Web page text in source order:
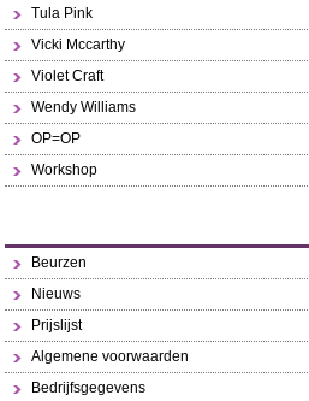
Tula Pink
Vicki Mccarthy
Violet Craft
Wendy Williams
OP=OP
Workshop
Beurzen
Nieuws
Prijslijst
Algemene voorwaarden
Bedrijfsgegevens